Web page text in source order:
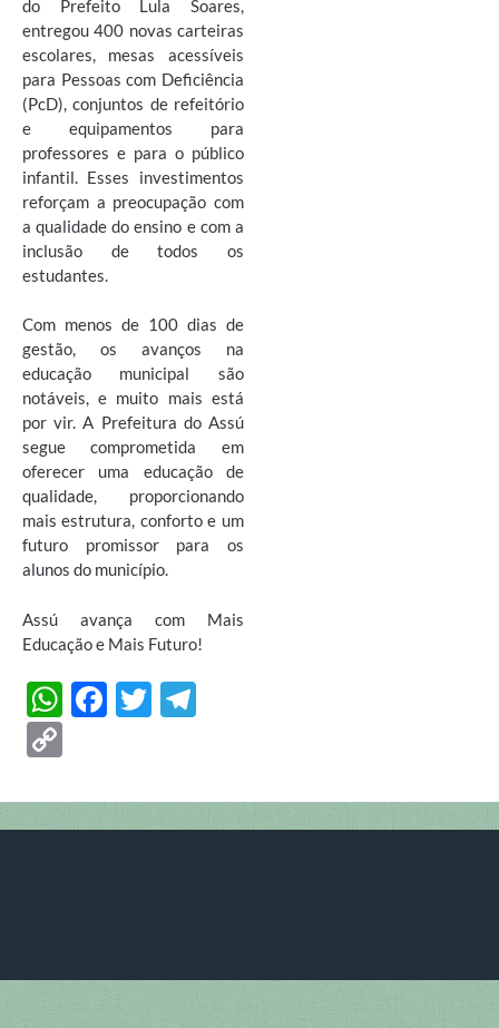
do Prefeito Lula Soares,
entregou 400 novas carteiras
escolares, mesas acessíveis
para Pessoas com Deficiência
(PcD), conjuntos de refeitório
e equipamentos para
professores e para o público
infantil. Esses investimentos
reforçam a preocupação com
a qualidade do ensino e com a
inclusão de todos os
estudantes.
Com menos de 100 dias de
gestão, os avanços na
educação municipal são
notáveis, e muito mais está
por vir. A Prefeitura do Assú
segue comprometida em
oferecer uma educação de
qualidade, proporcionando
mais estrutura, conforto e um
futuro promissor para os
alunos do município.
Assú avança com Mais
Educação e Mais Futuro!
W
s
A
F
b
o
T
er gr
a
p